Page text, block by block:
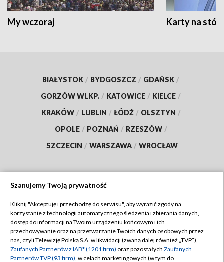
My wczoraj Karty na
BIAŁYSTOK / BYDGOSZCZ / GDAŃSK /
GORZÓW WLKP. / KATOWICE / KIELCE /
KRAKÓW / LUBLIN / ŁÓDŹ / OLSZTYN /
OPOLE / POZNAŃ / RZESZÓW /
SZCZECIN / WARSZAWA / WROCŁAW
TVP
Abonament TVP
Emisja w TVP
Regulamin TVP
Polityka prywatności
Szanujemy Twoją prywatność
Kliknij "Akceptuję i przechodzę do serwisu", aby wyrazić zgody na
korzystanie z technologii automatycznego śledzenia i zbierania danych,
dostęp do informacji na Twoim urządzeniu końcowym i ich
przechowywanie oraz na przetwarzanie Twoich danych osobowych przez
nas, czyli Telewizję Polską S.A. w likwidacji (zwaną dalej również „TVP”),
Zaufanych Partnerów z IAB* (1201 firm) oraz pozostałych Zaufanych
Partnerów TVP (93 firm), w celach marketingowych (w tym do